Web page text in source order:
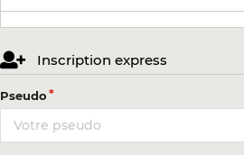
Inscription express
Pseudo